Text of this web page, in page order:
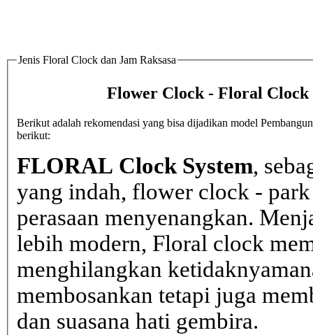
Jenis Floral Clock dan Jam Raksasa
Flower Clock - Floral
Berikut adalah rekomendasi yang bisa dijadikan model
berikut:
FLORAL Clock System,
yang indah, flower clock -
perasaan menyenangkan.
lebih modern, Floral clock
menghilangkan
membosankan tetapi juga
dan suasana hati gembira.